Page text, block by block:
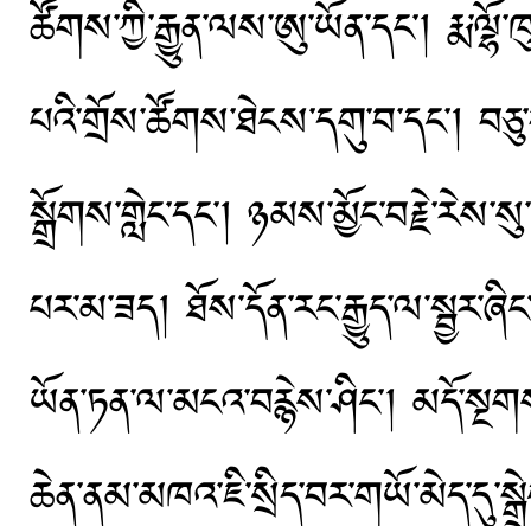
ཚོགས་ཀྱི་རྒྱུན་ལས་ཨུ་ཡོན་དང༌།
པའི་གྲོས་ཚོགས་ཐེངས་དགུ་བ་དང༌།
སྒྲོགས་གླེང་དང༌།
པར་མ་ཟད།
ཡོན་ཏན་ལ་མངའ་བརྙེས་ཤིང༌།